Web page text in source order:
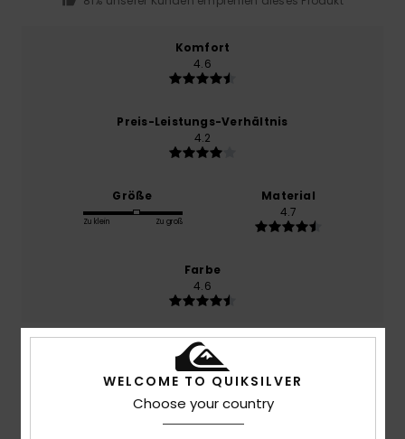
Komfort
4.6
Preis-Leistungs-Verhältnis
4.2
Größe
Zu klein Zu groß
Material
4.7
Farbe
4.6
5/5
WELCOME TO QUIKSILVER
Choose your country